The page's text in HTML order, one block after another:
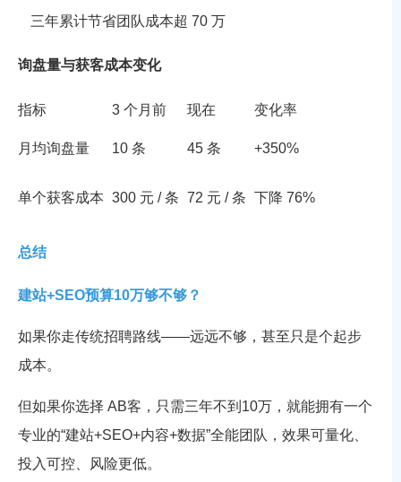
三年累计节省团队成本超 70 万
询盘量与获客成本变化
指标 3 个月前 现在 变化率
月均询盘量 10 条 45 条 +350%
单个获客成本 300 元 / 条 72 元 / 条 下降 76%
总结
建站+SEO预算10万够不够？
如果你走传统招聘路线——远远不够，甚至只是个起步
成本。
但如果你选择 AB客，只需三年不到10万，就能拥有一个
专业的“建站+SEO+内容+数据”全能团队，效果可量化、
投入可控、风险更低。